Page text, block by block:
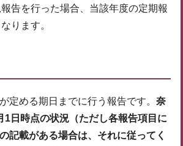
告を行った場合、当該年度の定期報
ります。
定める期日までに行う報告です。 奈
1日時点の状況（ただし各報告項目に
記載がある場合は、それに従ってく